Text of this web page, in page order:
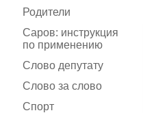
Родители
Саров: инструкция
по применению
Слово депутату
Слово за слово
Спорт